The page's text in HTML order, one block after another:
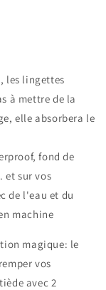
les lingettes
à mettre de la
elle absorbera le
fond de
et sur vos
de l'eau et du
machine
magique: le
vos
avec 2